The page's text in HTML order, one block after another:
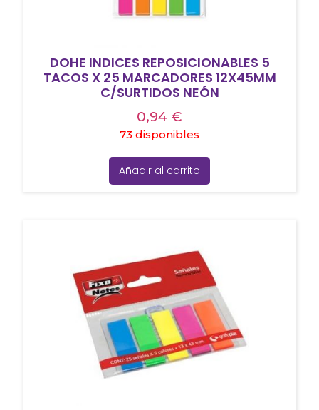
DOHE INDICES REPOSICIONABLES 5
TACOS X 25 MARCADORES 12X45MM
C/SURTIDOS NEÓN
0,94 €
73 disponibles
Añadir al carrito